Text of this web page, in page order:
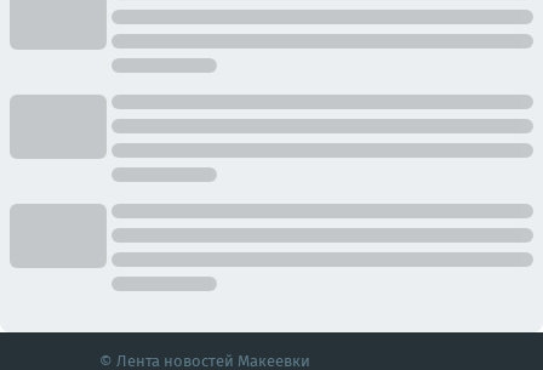
© Лента новостей Макеевки